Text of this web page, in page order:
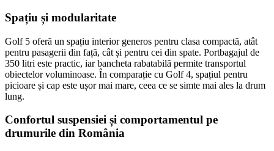
Spațiu și modularitate
Golf 5 oferă un spațiu interior generos pentru clasa compactă, atât
pentru pasagerii din față, cât și pentru cei din spate. Portbagajul de
350 litri este practic, iar bancheta rabatabilă permite transportul
obiectelor voluminoase. În comparație cu Golf 4, spațiul pentru
picioare și cap este ușor mai mare, ceea ce se simte mai ales la drum
lung.
Confortul suspensiei și comportamentul pe
drumurile din România